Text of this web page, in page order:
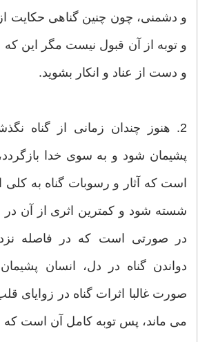
و دشمنی، چون چنین گناهی حکایت
و توبه از آن قبول نیست مگر این که
و دست از عناد و انکار بشوید.
2. هنوز چندان زمانی از گناه
پشیمان شود و به سوی خدا
است که آثار و رسوبات گناه به
شسته شود و کمترین اثری از آن در
در صورتی است که در فاصله
دواندن گناه در دل، انسان
صورت غالبا اثرات گناه در زوایای
می ماند، پس توبه کامل آن است که